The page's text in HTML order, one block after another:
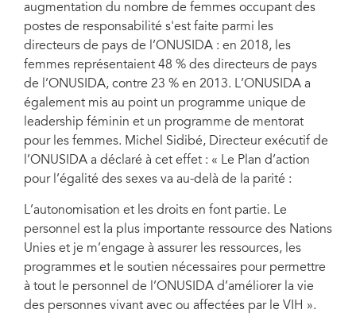
augmentation du nombre de femmes occupant des
postes de responsabilité s'est faite parmi les
directeurs de pays de l’ONUSIDA : en 2018, les
femmes représentaient 48 % des directeurs de pays
de l’ONUSIDA, contre 23 % en 2013. L’ONUSIDA a
également mis au point un programme unique de
leadership féminin et un programme de mentorat
pour les femmes. Michel Sidibé, Directeur exécutif de
l’ONUSIDA a déclaré à cet effet : « Le Plan d’action
pour l’égalité des sexes va au-delà de la parité :
L’autonomisation et les droits en font partie. Le
personnel est la plus importante ressource des Nations
Unies et je m’engage à assurer les ressources, les
programmes et le soutien nécessaires pour permettre
à tout le personnel de l’ONUSIDA d’améliorer la vie
des personnes vivant avec ou affectées par le VIH ».